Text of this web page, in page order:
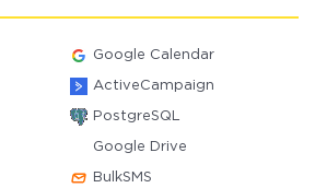
Google Calendar
ActiveCampaign
PostgreSQL
Google Drive
BulkSMS